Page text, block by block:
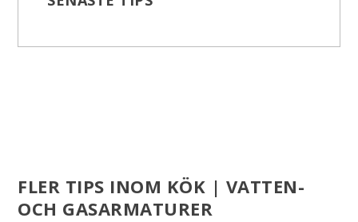
FLER TIPS INOM KÖK | VATTEN-
OCH GASARMATURER